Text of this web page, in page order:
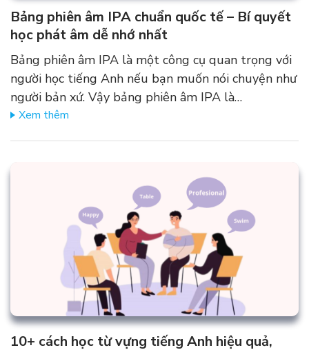
Bảng phiên âm IPA chuẩn quốc tế – Bí quyết
học phát âm dễ nhớ nhất
Bảng phiên âm IPA là một công cụ quan trọng với
người học tiếng Anh nếu bạn muốn nói chuyện như
người bản xứ. Vậy bảng phiên âm IPA là…
Xem thêm
10+ cách học từ vựng tiếng Anh hiệu quả,